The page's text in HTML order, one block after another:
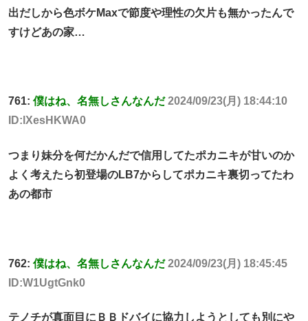
出だしから色ボケMaxで節度や理性の欠片も無かったんで
すけどあの家…
761: 僕はね、名無しさんなんだ 2024/09/23(月) 18:44:10
ID:lXesHKWA0
つまり妹分を何だかんだで信用してたポカニキが甘いのか
よく考えたら初登場のLB7からしてポカニキ裏切ってたわ
あの都市
762: 僕はね、名無しさんなんだ 2024/09/23(月) 18:45:45
ID:W1UgtGnk0
テノチが真面目にＢＢドバイに協力しようとしても別にや